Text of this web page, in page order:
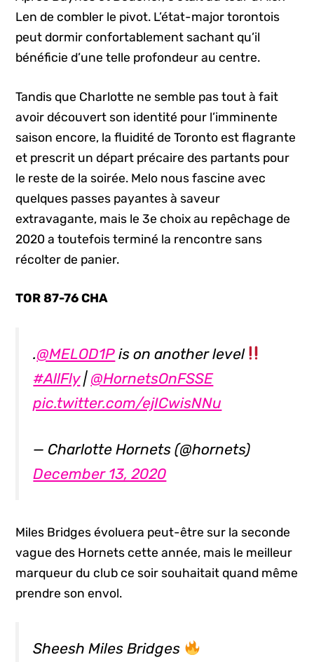
Len de combler le pivot. L’état-major torontois
peut dormir confortablement sachant qu’il
bénéficie d’une telle profondeur au centre.
Tandis que Charlotte ne semble pas tout à fait
avoir découvert son identité pour l’imminente
saison encore, la fluidité de Toronto est flagrante
et prescrit un départ précaire des partants pour
le reste de la soirée. Melo nous fascine avec
quelques passes payantes à saveur
extravagante, mais le 3e choix au repêchage de
2020 a toutefois terminé la rencontre sans
récolter de panier.
TOR 87-76 CHA
.@MELOD1P is on another level
#AllFly| @HornetsOnFSSE
pic.twitter.com/ejICwisNNu
— Charlotte Hornets (@hornets)
December 13, 2020
Miles Bridges évoluera peut-être sur la seconde
vague des Hornets cette année, mais le meilleur
marqueur du club ce soir souhaitait quand même
prendre son envol.
Sheesh Miles Bridges